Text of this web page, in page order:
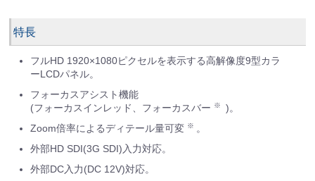
特長
フルHD 1920×1080ピクセルを表示する高解像度9型カラ
ーLCDパネル。
フォーカスアシスト機能
(フォーカスインレッド、フォーカスバー ※
)。
Zoom倍率によるディテール量可変 ※ 。
外部HD SDI(3G SDI)入力対応。
外部DC入力(DC 12V)対応。